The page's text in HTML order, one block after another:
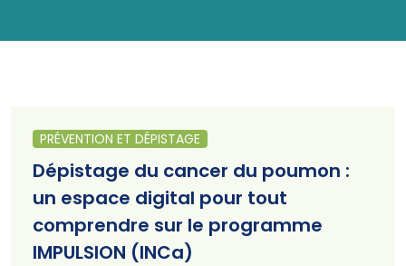
PRÉVENTION ET DÉPISTAGE
Dépistage du cancer du poumon :
un espace digital pour tout
comprendre sur le programme
IMPULSION (INCa)